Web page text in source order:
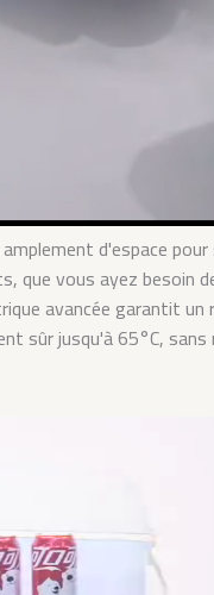
d'espace
que vous ayez besoin
avancée garantit
sûr jusqu'à 65°C,